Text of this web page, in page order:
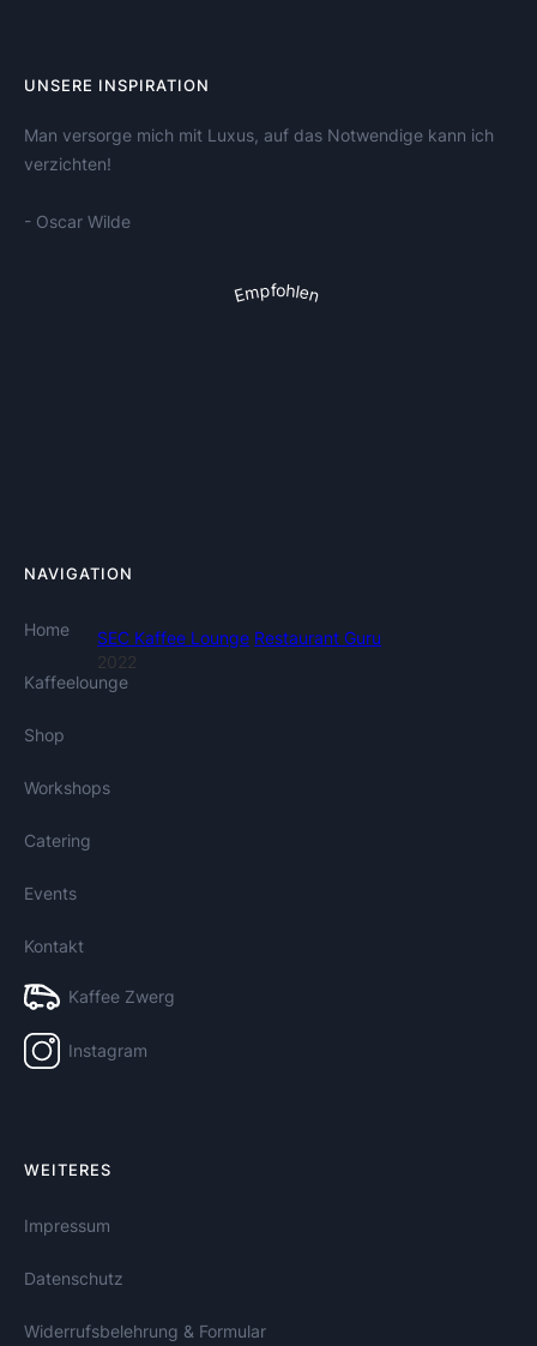
UNSERE INSPIRATION
Man versorge mich mit Luxus, auf das Notwendige kann ich
verzichten!
- Oscar Wilde
Empfohlen
SEC Kaffee Lounge Restaurant Guru
2022
NAVIGATION
Home
Kaffeelounge
Shop
Workshops
Catering
Events
Kontakt
Kaffee Zwerg
Instagram
WEITERES
Impressum
Datenschutz
Widerrufsbelehrung & Formular